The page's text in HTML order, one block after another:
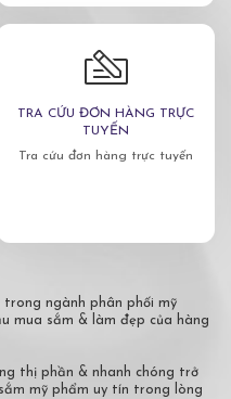
TRA CỨU ĐƠN HÀNG TRỰC
TUYẾN
Tra cứu đơn hàng trực tuyến
ngành phân phối mỹ
mua sắm & làm đẹp của hàng
thị phần & nhanh chóng trở
mỹ phẩm uy tín trong lòng